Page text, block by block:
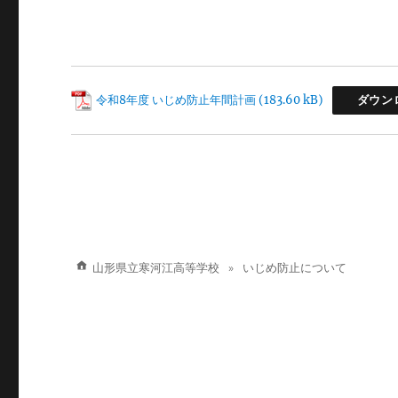
令和8年度 いじめ防止年間計画 ダウン
山形県立寒河江高等学校 いじめ防止について